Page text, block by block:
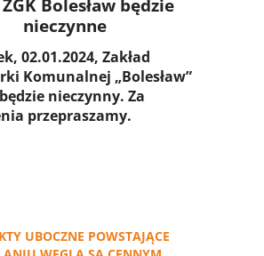
Bolesław będzie
nieczynne
02.01.2024, Zakład
Komunalnej „Bolesław”
nieczynny. Za
przepraszamy.
UBOCZNE POWSTAJĄCE